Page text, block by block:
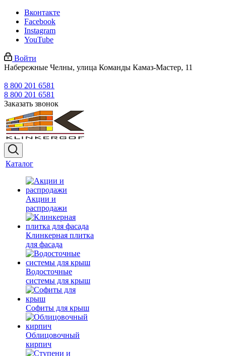
Вконтакте
Facebook
Instagram
YouTube
Войти
Набережные Челны, улица Команды Камаз-Мастер, 11
8 800 201 6581
8 800 201 6581
Заказать звонок
Каталог
Акции и
распродажи
Клинкерная плитка
для фасада
Водосточные
системы для крыш
Софиты для крыш
Облицовочный
кирпич